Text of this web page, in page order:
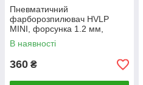
Пневматичний
фарборозпилювач HVLP
MINI, форсунка 1.2 мм,
верхній пластиковий бачок
125мл., 3бар
В наявності
360 ₴